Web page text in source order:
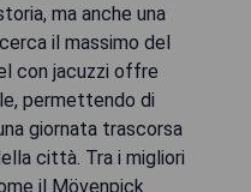
ma anche una
il massimo del
con jacuzzi offre
permettendo di
giornata trascorsa
città. Tra i migliori
il Mövenpick